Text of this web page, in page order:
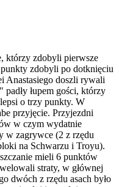
którzy zdobyli pierwsze
zdobyli po dotknięciu
Anastasiego doszli rywali
łupem gości, którzy
o trzy punkty. W
przyjęcie. Przyjezdni
w czym wydatnie
w zagrywce (2 z rzędu
na Schwarzu i Troyu).
mieli 6 punktów
straty, w głównej
dwóch z rzędu asach było